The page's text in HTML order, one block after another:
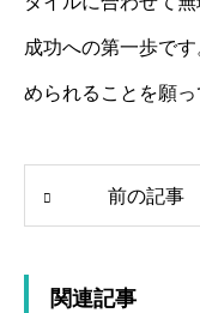
成功への第一歩で
められることを願っ
前の記事
関連記事